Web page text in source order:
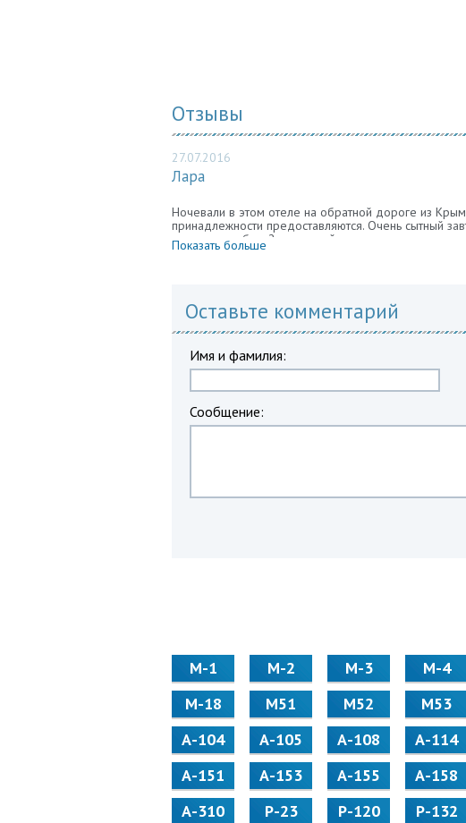
Отзывы
27.07.2016
Лара
Ночевали в этом отеле на обратной дороге из
принадлежности предоставляются. Очень сытный
только мини-бар. 2-х местный номер с
Показать больше
Оставьте комментарий
Имя и фамилия:
Сообщение:
М-1 М-2 М-3 М-4
М-18
М51 М52 М53
А-104
А-105 А-108 А-114
А-151
А-153 А-155 А-158
А-310
Р-23 Р-120 Р-132